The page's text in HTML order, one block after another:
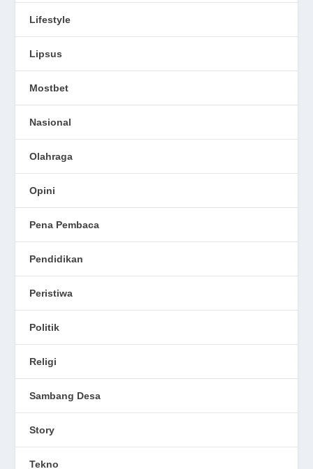
Lifestyle
Lipsus
Mostbet
Nasional
Olahraga
Opini
Pena Pembaca
Pendidikan
Peristiwa
Politik
Religi
Sambang Desa
Story
Tekno